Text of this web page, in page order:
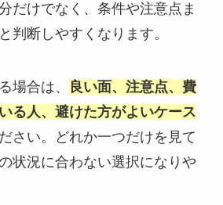
だけでなく、条件や注意点ま
判断しやすくなります。
場合は、
良い面、注意点、費
る人、避けた方がよいケース
さい。どれか一つだけを見て
状況に合わない選択になりや